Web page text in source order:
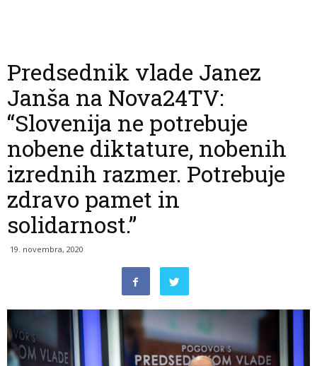
Predsednik vlade Janez
Janša na Nova24TV:
“Slovenija ne potrebuje
nobene diktature, nobenih
izrednih razmer. Potrebuje
zdravo pamet in
solidarnost.”
19. novembra, 2020